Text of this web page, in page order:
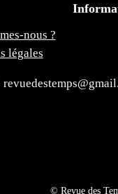
nous ?
légales
© Revue des